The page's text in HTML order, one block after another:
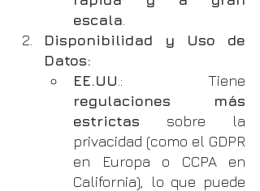
escala
Disponibilidad y Uso de
Datos:
EE.UU
regulaciones más
estrictas sobre la
privacidad (como el GDPR
en Europa o CCPA en
California), lo que puede